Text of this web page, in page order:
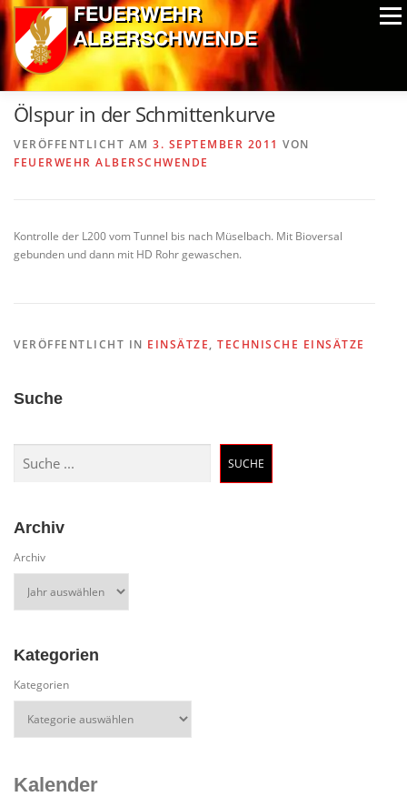
Zum
Inhalt
springen
Menü
ALPIN-NASSWETTBEWERB MITGLIEDER
AUSRÜSTUNG CHRONIK EXTRAS
Ölspur in der Schmittenkurve
VERÖFFENTLICHT AM 3. SEPTEMBER 2011 VON
FEUERWEHR ALBERSCHWENDE
Kontrolle der L200 vom Tunnel bis nach Müselbach. Mit Bioversal
gebunden und dann mit HD Rohr gewaschen.
VERÖFFENTLICHT IN EINSÄTZE, TECHNISCHE EINSÄTZE
Suche
SUCHE
Archiv
Archiv
Kategorien
Kategorien
Kalender